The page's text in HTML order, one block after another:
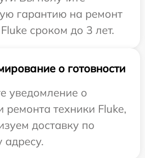
гарантию на ремонт
сроком до 3 лет.
о готовности
уведомление о
ремонта техники Fluke,
доставку по
адресу.